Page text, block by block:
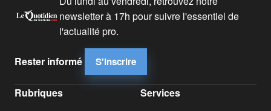
newsletter à 17h pour suivre l'essentiel de
l'actualité pro.
Rester informé S'inscrire
Rubriques Services